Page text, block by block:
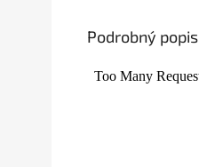
Podrobný popis